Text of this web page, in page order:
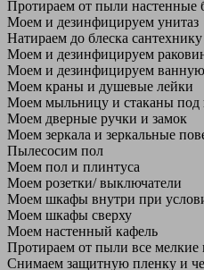
Протираем от пыли настенные
Моем и дезинфицируем унитаз
Натираем до блеска сантехнику
Моем и дезинфицируем
Моем и дезинфицируем
Моем краны и душевые лейки
Моем мыльницу и стаканы под
Моем дверные ручки и замок
Моем зеркала и зеркальные
Пылесосим пол
Моем пол и плинтуса
Моем розетки/ выключатели
Моем шкафы внутри при
Моем шкафы сверху
Моем настенный кафель
Протираем от пыли все
Снимаем защитную пленку и